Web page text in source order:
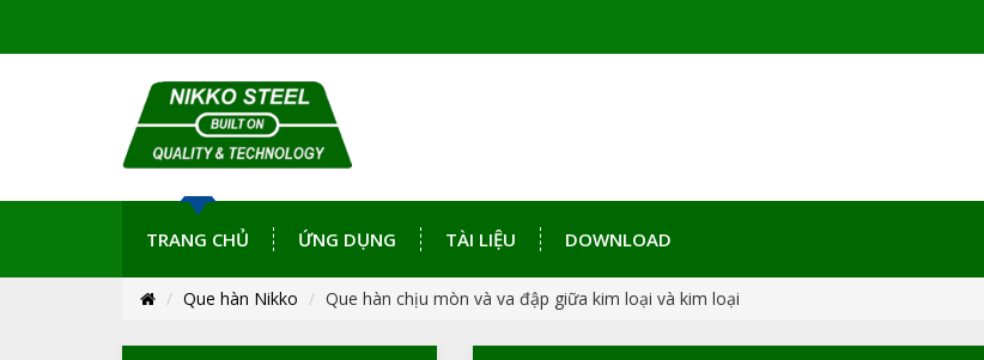
TRANG CHỦ ỨNG DỤNG TÀI LIỆU DOWNLOAD
Que hàn Nikko Que hàn chịu mòn và va đập giữa kim loại và kim loại